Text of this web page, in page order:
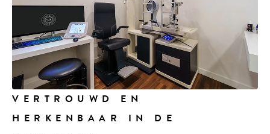
VERTROUWD EN
HERKENBAAR IN DE